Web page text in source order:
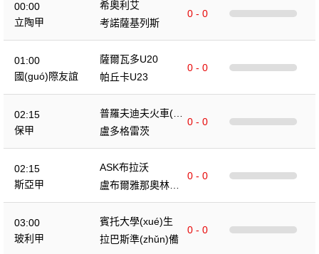
00:00
立陶甲
希奧利艾
0 - 0
考諾薩基列斯
01:00
國(guó)際友誼
薩爾瓦多U20
0 - 0
帕丘卡U23
02:15
保甲
普羅夫迪夫火車(ch
ē)頭
0 - 0
盧多格雷茨
02:15
斯亞甲
ASK布拉沃
0 - 0
盧布爾雅那奧林匹
亞
03:00
玻利甲
賓托大學(xué)生
0 - 0
拉巴斯準(zhǔn)備